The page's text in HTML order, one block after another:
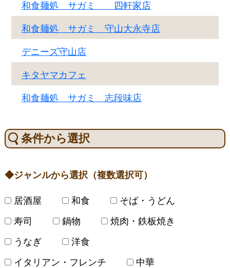
和食麺処 サガミ 四軒家店
和食麺処 サガミ 守山大永寺店
デニーズ守山店
キタヤマカフェ
和食麺処 サガミ 志段味店
条件から選択
ジャンルから選択（複数選択可）
居酒屋 和食
そば・うどん
寿司
鍋物
焼肉・鉄板焼き
うなぎ
洋食
イタリアン・フレンチ
中華